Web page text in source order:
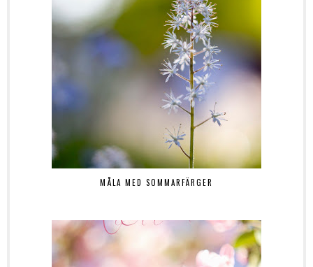
MÅLA MED SOMMARFÄRGER